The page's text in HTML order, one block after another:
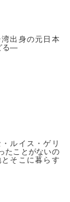
出身の元日本
る—
ルイス・ゲリ
たことがないの
そこに暮らす